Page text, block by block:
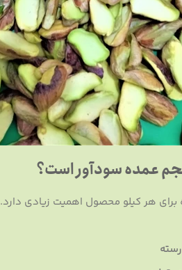
عمده سودآور است؟
هر کیلو محصول اهمیت زیادی دارد.